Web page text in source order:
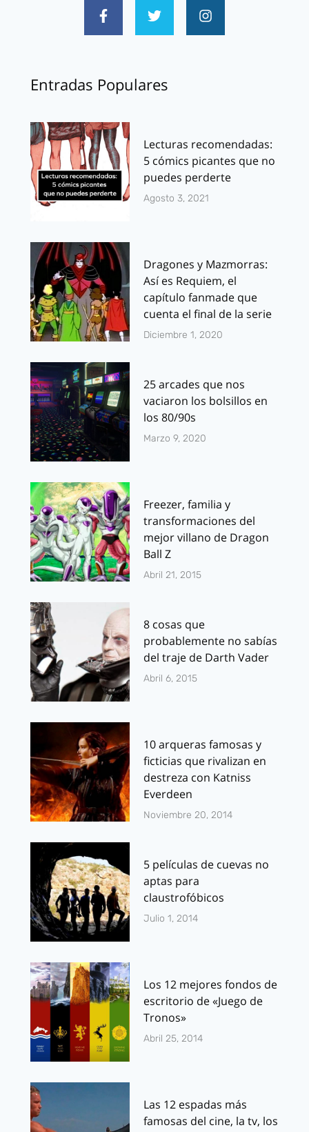
Entradas Populares
Lecturas recomendadas:
5 cómics picantes que no
puedes perderte
Agosto 3, 2021
Dragones y Mazmorras:
Así es Requiem, el
capítulo fanmade que
cuenta el final de la serie
Diciembre 1, 2020
25 arcades que nos
vaciaron los bolsillos en
los 80/90s
Marzo 9, 2020
Freezer, familia y
transformaciones del
mejor villano de Dragon
Ball Z
Abril 21, 2015
8 cosas que
probablemente no sabías
del traje de Darth Vader
Abril 6, 2015
10 arqueras famosas y
ficticias que rivalizan en
destreza con Katniss
Everdeen
Noviembre 20, 2014
5 películas de cuevas no
aptas para
claustrofóbicos
Julio 1, 2014
Los 12 mejores fondos de
escritorio de «Juego de
Tronos»
Abril 25, 2014
Las 12 espadas más
famosas del cine, la tv, los